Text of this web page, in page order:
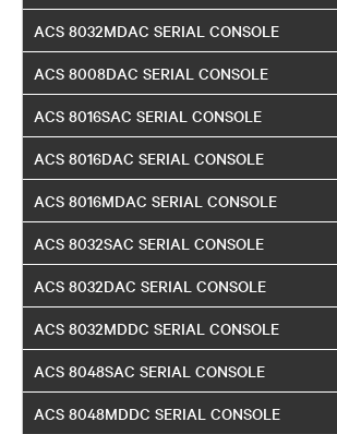
ACS 8032MDAC SERIAL CONSOLE
ACS 8008DAC SERIAL CONSOLE
ACS 8016SAC SERIAL CONSOLE
ACS 8016DAC SERIAL CONSOLE
ACS 8016MDAC SERIAL CONSOLE
ACS 8032SAC SERIAL CONSOLE
ACS 8032DAC SERIAL CONSOLE
ACS 8032MDDC SERIAL CONSOLE
ACS 8048SAC SERIAL CONSOLE
ACS 8048MDDC SERIAL CONSOLE